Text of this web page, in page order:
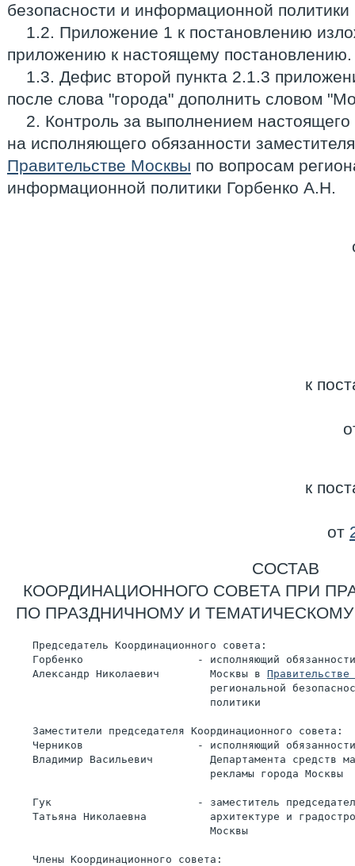
безопасности и информационной
1.2. Приложение 1 к постановлению
приложению к настоящему постановлению.
1.3. Дефис второй пункта 2.1.3
после слова "города" дополнить словом
2. Контроль за выполнением
на исполняющего обязанности
Правительстве Москвы по вопросам
информационной политики Горбенко А.Н.
к
к
от
СОСТАВ
КООРДИНАЦИОННОГО СОВЕТА ПРИ
ПО ПРАЗДНИЧНОМУ И
    Председатель Координационного совета:
Горбенко                  - исполняющий
    Александр Николаевич        Москвы в
Правительстве
региональной
                                политики
    Заместители председателя Координационного совета:
Черников                  - исполняющий
Владимир Васильевич         Департамента средств
                                рекламы города Москвы
Гук                       - заместитель
Татьяна Николаевна          архитектуре и
                                Москвы
    Члены Координационного совета: